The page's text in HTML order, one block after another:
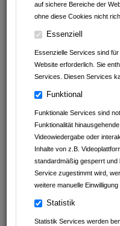
auf sichere Bereiche der
ohne diese Cookies nicht
Essenziell
Essenzielle Services sind
Website erforderlich. Sie
Services. Diesen Services
Funktional
Funktionale Services sind
Funktionalität
Videowiedergabe oder
Inhalte von z.B.
standardmäßig gesperrt und
Service zugestimmt wird,
weitere manuelle Einwilligung
Statistik
Statistik Services werden